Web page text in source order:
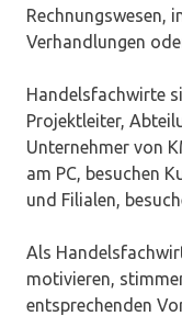
Rechnungswesen,
Verhandlungen
Handelsfachwirte
Projektleiter,
Unternehmer von
am PC, besuchen
und Filialen,
Als
motivieren,
entsprechenden